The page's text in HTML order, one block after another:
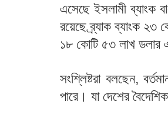
এসেছে ইসলামী ব্যাংক
রয়েছে ব্র্যাক ব্যাংক ২৩
১৮ কোটি ৫৩ লাখ ডলার
সংশ্লিষ্টরা বলছেন,
পারে। যা দেশের